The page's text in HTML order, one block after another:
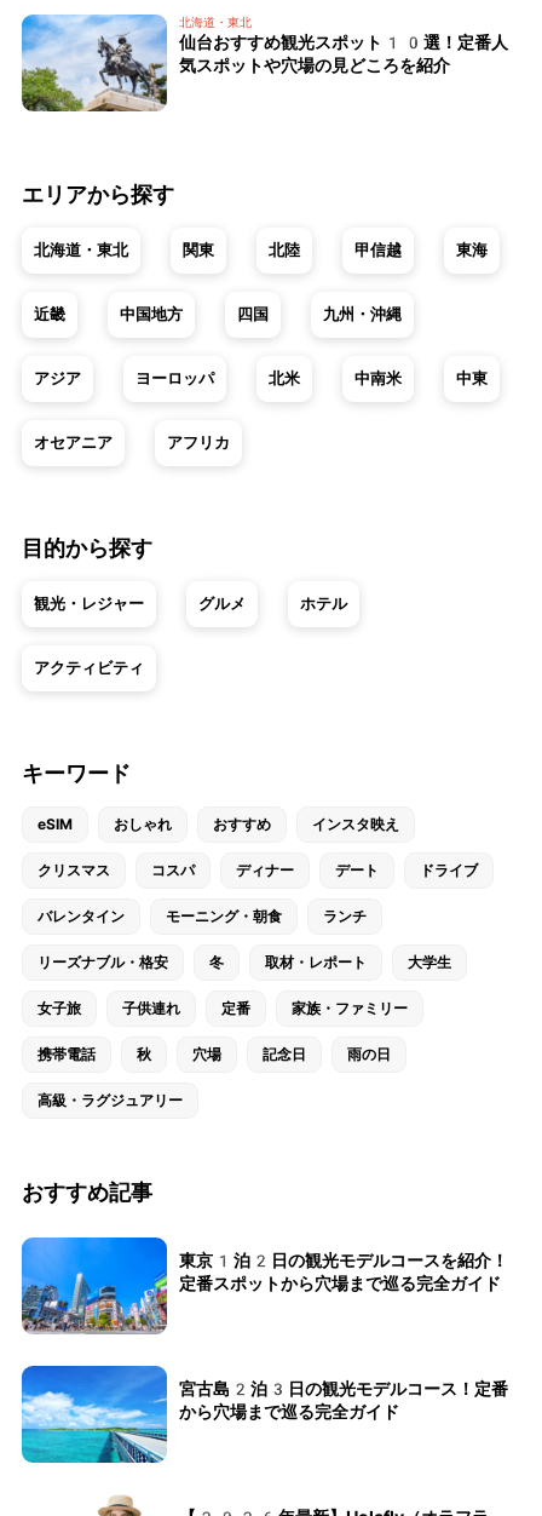
北海道・東北
仙台おすすめ観光スポット10選！定番人
気スポットや穴場の見どころを紹介
エリアから探す
北海道・東北 関東 北陸 甲信越 東海
近畿 中国地方 四国 九州・沖縄
アジア ヨーロッパ 北米 中南米 中東
オセアニア アフリカ
目的から探す
観光・レジャー グルメ ホテル
アクティビティ
キーワード
eSIM おしゃれ おすすめ インスタ映え
クリスマス コスパ ディナー デート ドライブ
バレンタイン モーニング・朝食 ランチ
リーズナブル・格安 冬 取材・レポート 大学生
女子旅 子供連れ 定番 家族・ファミリー
携帯電話 秋 穴場 記念日 雨の日
高級・ラグジュアリー
おすすめ記事
東京1泊2日の観光モデルコースを紹介！
定番スポットから穴場まで巡る完全ガイド
宮古島2泊3日の観光モデルコース！定番
から穴場まで巡る完全ガイド